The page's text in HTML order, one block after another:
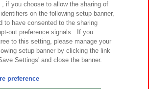
©Bandai Namco Amusement Inc.
Namco Amusement Lab Inc.
, if you choose to allow the sharing of
on the following setup banner,
to have consented to the sharing
out preference signals . If you
to this setting, please manage your
setup banner by clicking the link
Settings' and close the banner.
preference